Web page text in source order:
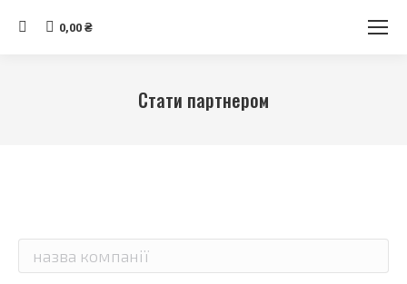
Search:0,00 ₴
Стати партнером